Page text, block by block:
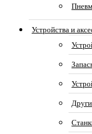
Устройства и